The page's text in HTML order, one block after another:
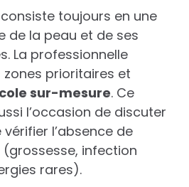
toujours en une
de la peau et de ses
La professionnelle
prioritaires et
sur-mesure. Ce
l’occasion de discuter
l’absence de
infection
rares).